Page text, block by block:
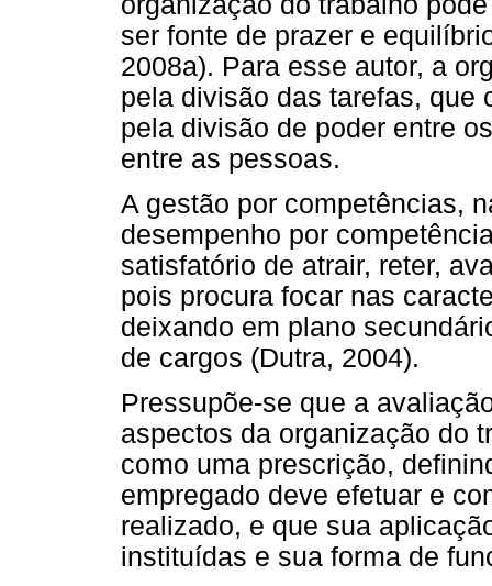
ser fonte de prazer e
2008a). Para esse autor, a
pela divisão das tarefas, que
pela divisão de poder entre
entre as pessoas.
A gestão por competências,
desempenho por
satisfatório de atrair, reter,
pois procura focar nas
deixando em plano
de cargos (Dutra, 2004).
Pressupõe-se que a
aspectos da organização do
como uma prescrição,
empregado deve efetuar e
realizado, e que sua
instituídas e sua forma de